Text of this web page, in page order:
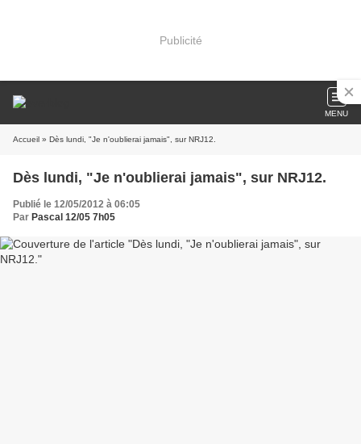
Publicité
MENU
Accueil » Dès lundi, "Je n'oublierai jamais", sur NRJ12.
Dès lundi, "Je n'oublierai jamais", sur NRJ12.
Publié le 12/05/2012 à 06:05
Par Pascal 12/05 7h05